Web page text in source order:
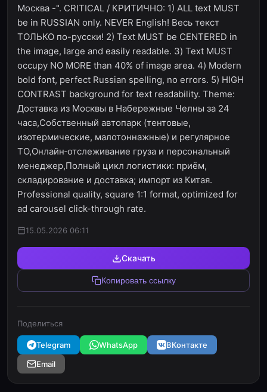
Москва -". CRITICAL / КРИТИЧНО: 1) ALL text MUST
be in RUSSIAN only. NEVER English! Весь текст
ТОЛЬКО по-русски! 2) Text MUST be CENTERED in
the image, large and easily readable. 3) Text MUST
occupy NO MORE than 40% of image area. 4) Modern
bold font, perfect Russian spelling, no errors. 5) HIGH
CONTRAST background for text readability. Theme:
Доставка из Москвы в Набережные Челны за 24
часа,Собственный автопарк (тентовые,
изотермические, малотоннажные) и регулярное
ТО,Онлайн‑отслеживание груза и персональный
менеджер,Полный цикл логистики: приём,
складирование и доставка; импорт из Китая.
Professional quality, square 1:1 format, optimized for
ad carousel click-through rate.
15.05.2026 06:11
Скачать
Копировать ссылку
Поделиться
Telegram WhatsApp
ВКонтакте
Email